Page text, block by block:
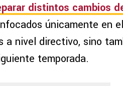
distintos cambios
únicamente en
nivel directivo, sino
temporada.